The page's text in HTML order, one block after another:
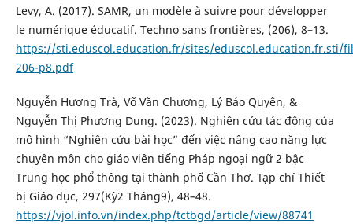
Levy, A. (2017). SAMR, un modèle à suivre pour développer
le numérique éducatif. Techno sans frontières, (206), 8–13.
https://sti.eduscol.education.fr/sites/eduscol.education.fr.sti/
206-p8.pdf
Nguyễn Hương Trà, Võ Văn Chương, Lý Bảo Quyên, &
Nguyễn Thị Phương Dung. (2023). Nghiên cứu tác động của
mô hình “Nghiên cứu bài học” đến việc nâng cao năng lực
chuyên môn cho giáo viên tiếng Pháp ngoại ngữ 2 bậc
Trung học phổ thông tại thành phố Cần Thơ. Tạp chí Thiết
bị Giáo dục, 297(Kỳ2 Tháng9), 48–48.
https://vjol.info.vn/index.php/tctbgd/article/view/88741